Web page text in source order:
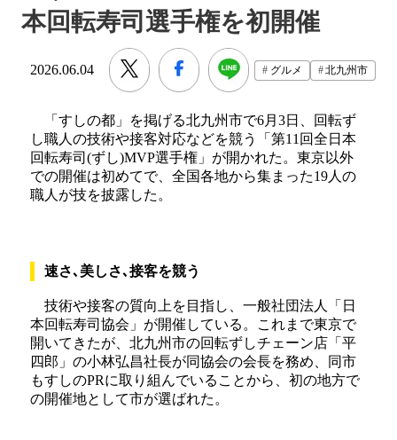
本回転寿司選手権を初開催
2026.06.04 グルメ 北九州市
「すしの都」を掲げる北九州市で6月3日、回転ず
し職人の技術や接客対応などを競う「第11回全日本
回転寿司(ずし)MVP選手権」が開かれた。東京以外
での開催は初めてで、全国各地から集まった19人の
職人が技を披露した。
速さ､美しさ､接客を競う
技術や接客の質向上を目指し、一般社団法人「日
本回転寿司協会」が開催している。これまで東京で
開いてきたが、北九州市の回転ずしチェーン店「平
四郎」の小林弘昌社長が同協会の会長を務め、同市
もすしのPRに取り組んでいることから、初の地方で
の開催地として市が選ばれた。